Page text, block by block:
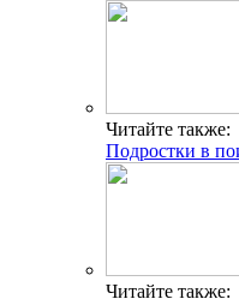
Читайте также:
Подростки в
Читайте также: